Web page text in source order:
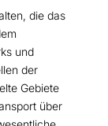
die das
und
der
Gebiete
über